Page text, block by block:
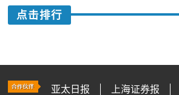
点击排行
亚太日报
上海证券报